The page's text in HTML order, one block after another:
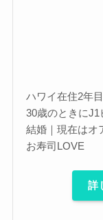
ハワイ在住2年
30歳のときに
結婚｜現在はオ
お寿司LOVE
詳